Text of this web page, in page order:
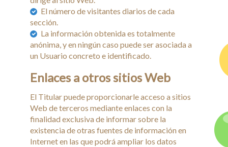
El número de visitantes diarios de cada
sección.
La información obtenida es totalmente
anónima, y en ningún caso puede ser asociada a
un Usuario concreto e identificado.
Enlaces a otros sitios Web
El Titular puede proporcionarle acceso a sitios
Web de terceros mediante enlaces con la
finalidad exclusiva de informar sobre la
existencia de otras fuentes de información en
Internet en las que podrá ampliar los datos